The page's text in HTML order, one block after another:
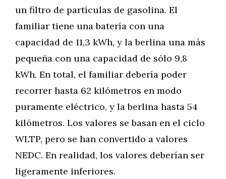
un filtro de partículas de gasolina. El
familiar tiene una batería con una
capacidad de 11,3 kWh, y la berlina una más
pequeña con una capacidad de sólo 9,8
kWh. En total, el familiar debería poder
recorrer hasta 62 kilómetros en modo
puramente eléctrico, y la berlina hasta 54
kilómetros. Los valores se basan en el ciclo
WLTP, pero se han convertido a valores
NEDC. En realidad, los valores deberían ser
ligeramente inferiores.